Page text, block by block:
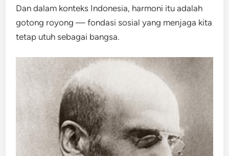
Dan dalam konteks Indonesia, harmoni itu adalah
gotong royong — fondasi sosial yang menjaga kita
tetap utuh sebagai bangsa.